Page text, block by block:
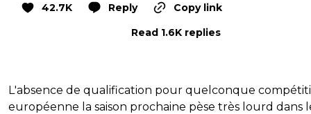
42.7K Reply
Copy link
Read 1.6K replies
L'absence de qualification pour quelconque
européenne la saison prochaine pèse très lourd dans